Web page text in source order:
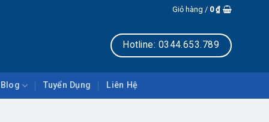
Giỏ hàng / 0₫
Hotline: 0344.653.789
Blog Tuyển Dụng Liên Hệ